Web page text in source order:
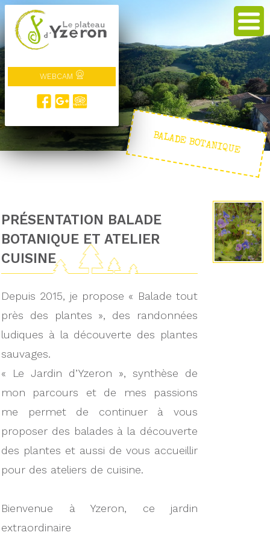
WEBCAM
BALADE BOTANIQUE
PRÉSENTATION BALADE
BOTANIQUE ET ATELIER
CUISINE
Depuis 2015, je propose « Balade tout
près des plantes », des randonnées
ludiques à la découverte des plantes
sauvages.
« Le Jardin d’Yzeron », synthèse de
mon parcours et de mes passions
me permet de continuer à vous
proposer des balades à la découverte
des plantes et aussi de vous accueillir
pour des ateliers de cuisine.
Bienvenue à Yzeron, ce jardin
extraordinaire